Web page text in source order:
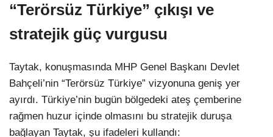
“Terörsüz Türkiye” çıkışı ve
stratejik güç vurgusu
Taytak, konuşmasında MHP Genel Başkanı Devlet
Bahçeli’nin “Terörsüz Türkiye” vizyonuna geniş yer
ayırdı. Türkiye’nin bugün bölgedeki ateş çemberine
rağmen huzur içinde olmasını bu stratejik duruşa
bağlayan Taytak, şu ifadeleri kullandı: